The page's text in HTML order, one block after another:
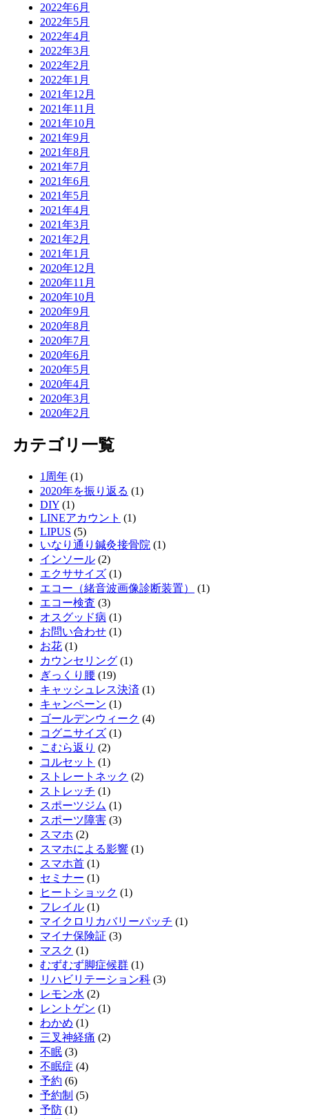
2022年6月
2022年5月
2022年4月
2022年3月
2022年2月
2022年1月
2021年12月
2021年11月
2021年10月
2021年9月
2021年8月
2021年7月
2021年6月
2021年5月
2021年4月
2021年3月
2021年2月
2021年1月
2020年12月
2020年11月
2020年10月
2020年9月
2020年8月
2020年7月
2020年6月
2020年5月
2020年4月
2020年3月
2020年2月
カテゴリ一覧
1周年 (1)
2020年を振り返る (1)
DIY (1)
LINEアカウント (1)
LIPUS (5)
いなり通り鍼灸接骨院 (1)
インソール (2)
エクササイズ (1)
エコー（緒音波画像診断装置）
(1)
エコー検査 (3)
オスグッド病 (1)
お問い合わせ (1)
お花 (1)
カウンセリング (1)
ぎっくり腰 (19)
キャッシュレス決済 (1)
キャンペーン (1)
ゴールデンウィーク (4)
コグニサイズ (1)
こむら返り (2)
コルセット (1)
ストレートネック (2)
ストレッチ (1)
スポーツジム (1)
スポーツ障害 (3)
スマホ (2)
スマホによる影響 (1)
スマホ首 (1)
セミナー (1)
ヒートショック (1)
フレイル (1)
マイクロリカバリーパッチ (1)
マイナ保険証 (3)
マスク (1)
むずむず脚症候群 (1)
リハビリテーション科 (3)
レモン水 (2)
レントゲン (1)
わかめ (1)
三叉神経痛 (2)
不眠 (3)
不眠症 (4)
予約 (6)
予約制 (5)
予防 (1)